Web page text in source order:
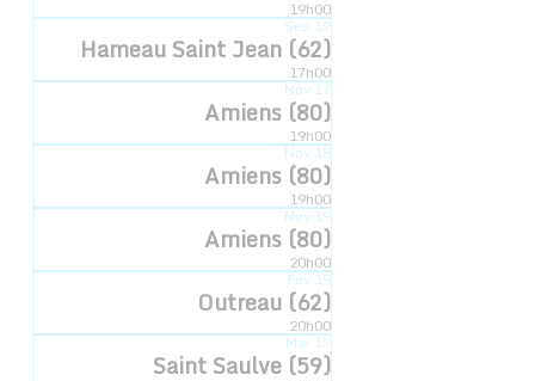
19h00
Sep19
Hameau Saint Jean (62)
17h00
Nov17
Amiens (80)
19h00
Nov18
Amiens (80)
19h00
Nov19
Amiens (80)
20h00
Fév19
Outreau (62)
20h00
Mar13
Saint Saulve (59)
Ajouter au calendrier
DÉTAILS
Date :
Heure :
Catégorie d’Évènement: